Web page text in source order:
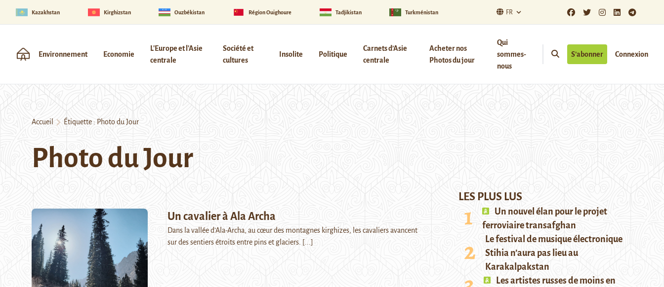
Kazakhstan Kirghizstan Ouzbékistan Région Ouïghoure Tadjikistan Turkménistan FR
Environnement Economie
L'Europe et l'Asie
centrale
Société et
cultures
Insolite Politique
Carnets d’Asie
centrale
Acheter nos
Photos du jour
Qui
sommes-
nous
S’abonner Connexion
Accueil Étiquette : Photo du Jour
Photo du Jour
Un cavalier à Ala Archa
Dans la vallée d’Ala-Archa, au cœur des montagnes kirghizes, les cavaliers avancent
sur des sentiers étroits entre pins et glaciers. [...]
LES PLUS LUS
Un nouvel élan pour le projet
ferroviaire transafghan
Le festival de musique électronique
Stihia n’aura pas lieu au
Karakalpakstan
Les artistes russes de moins en